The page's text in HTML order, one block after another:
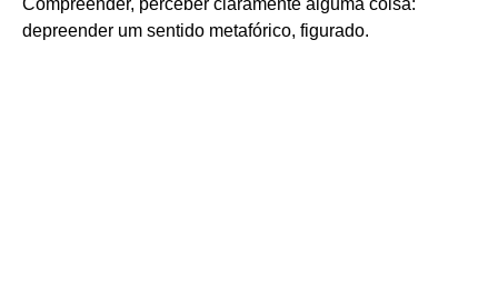
Compreender, perceber claramente alguma coisa:
depreender um sentido metafórico, figurado.